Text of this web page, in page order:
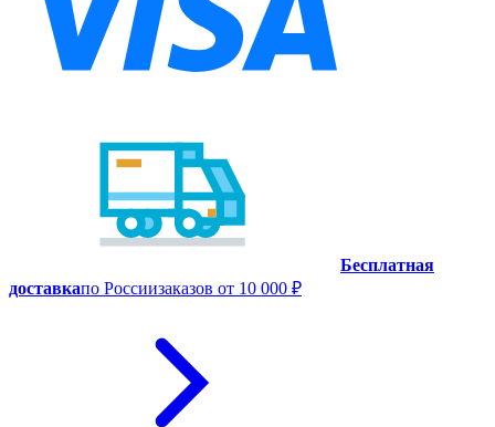
Бесплатная
доставкапо Россиизаказов от 10 000 ₽